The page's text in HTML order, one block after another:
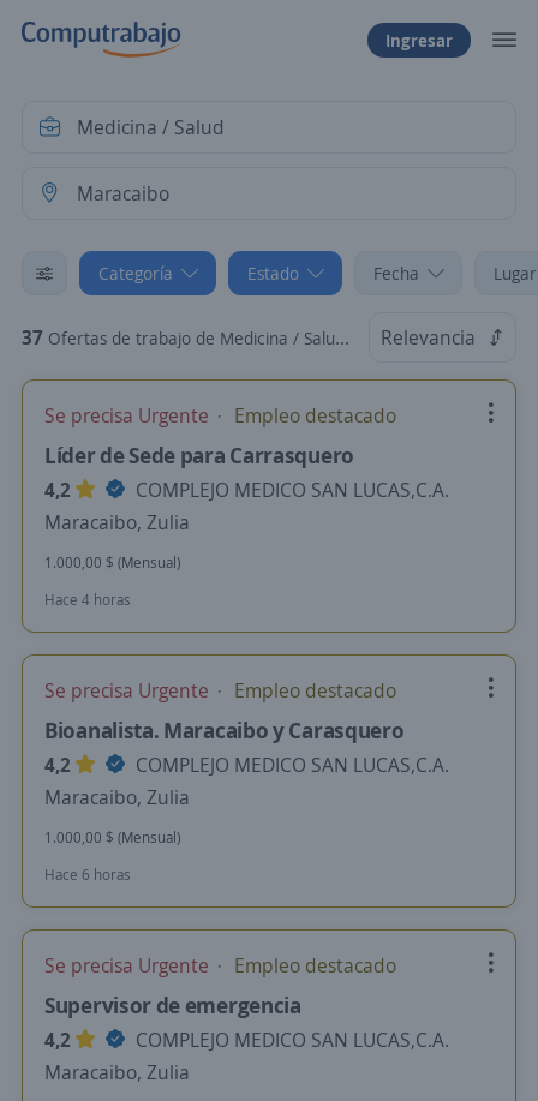
Ingresar
Categoría Estado Fecha
37 Ofertas de trabajo de Medicina / Salud en Maracaibo, Zulia Relevancia
Se precisa Urgente Empleo destacado
Líder de Sede para Carrasquero
4,2
COMPLEJO MEDICO SAN LUCAS,C.A.
Maracaibo, Zulia
1.000,00 $ (Mensual)
Hace 4 horas
Se precisa Urgente Empleo destacado
Bioanalista. Maracaibo y Carasquero
4,2
COMPLEJO MEDICO SAN LUCAS,C.A.
Maracaibo, Zulia
1.000,00 $ (Mensual)
Hace 6 horas
Se precisa Urgente Empleo destacado
Supervisor de emergencia
4,2
COMPLEJO MEDICO SAN LUCAS,C.A.
Maracaibo, Zulia